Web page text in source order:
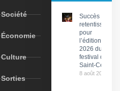
Société
Économie
Culture
Sorties
Succès
retentissant
pour
l’édition
2026 du
festival de
Saint-Céré
8 août 2026